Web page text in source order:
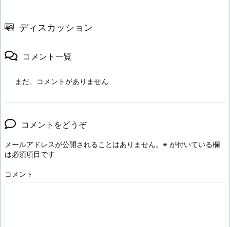
ディスカッション
コメント一覧
まだ、コメントがありません
コメントをどうぞ
メールアドレスが公開されることはありません。 ※ が付いている欄
は必須項目です
コメント